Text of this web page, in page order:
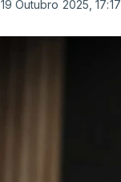
19 Outubro 2025, 17:17